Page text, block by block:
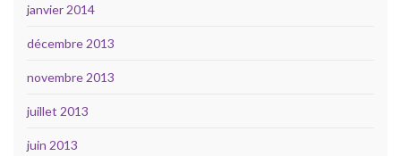
janvier 2014
décembre 2013
novembre 2013
juillet 2013
juin 2013